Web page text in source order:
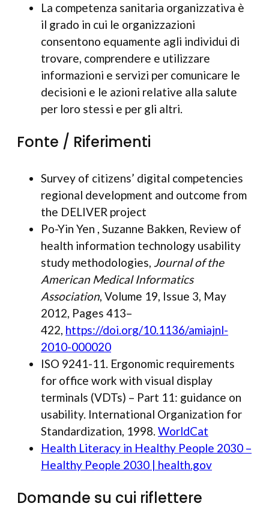
La competenza sanitaria organizzativa è
il grado in cui le organizzazioni
consentono equamente agli individui di
trovare, comprendere e utilizzare
informazioni e servizi per comunicare le
decisioni e le azioni relative alla salute
per loro stessi e per gli altri.
Fonte / Riferimenti
Survey of citizens’ digital competencies
regional development and outcome from
the DELIVER project
Po-Yin Yen , Suzanne Bakken, Review of
health information technology usability
study methodologies, Journal of the
American Medical Informatics
Association, Volume 19, Issue 3, May
2012, Pages 413–
422, https://doi.org/10.1136/amiajnl-
2010-000020
ISO 9241-11. Ergonomic requirements
for office work with visual display
terminals (VDTs) – Part 11: guidance on
usability. International Organization for
Standardization, 1998. WorldCat
Health Literacy in Healthy People 2030 –
Healthy People 2030 | health.gov
Domande su cui riflettere